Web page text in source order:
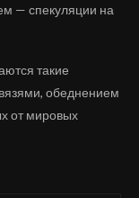
— спекуляции на
такие
обеднением
от мировых